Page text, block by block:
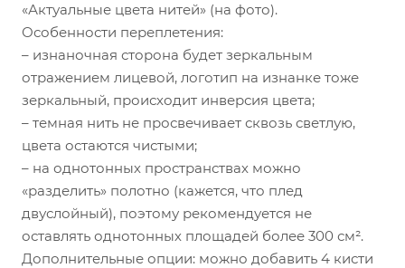
«Актуальные цвета нитей» (на фото).
Особенности переплетения:
– изнаночная сторона будет зеркальным
отражением лицевой, логотип на изнанке тоже
зеркальный, происходит инверсия цвета;
– темная нить не просвечивает сквозь светлую,
цвета остаются чистыми;
– на однотонных пространствах можно
«разделить» полотно (кажется, что плед
двуслойный), поэтому рекомендуется не
оставлять однотонных площадей более 300 см².
Дополнительные опции: можно добавить 4 кисти